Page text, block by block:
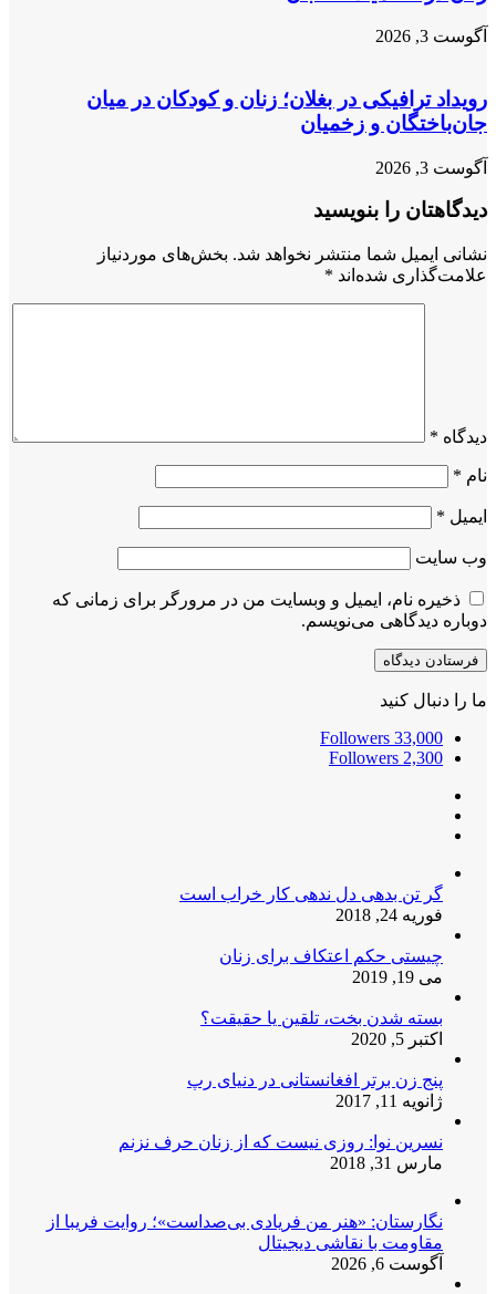
آگوست 3, 2026
رویداد ترافیکی در بغلان؛ زنان و کودکان در میان
جان‌باختگان و زخمیان
آگوست 3, 2026
دیدگاهتان را بنویسید
نشانی ایمیل شما منتشر نخواهد شد. بخش‌های موردنیاز
علامت‌گذاری شده‌اند *
دیدگاه *
نام *
ایمیل *
وب‌ سایت
ذخیره نام، ایمیل و وبسایت من در مرورگر برای زمانی که
دوباره دیدگاهی می‌نویسم.
ما را دنبال کنید
33,000
Followers
2,300
Followers
گر تن بدهی دل ندهی کار خراب است
فوریه 24, 2018
چیستی حکم اعتکاف برای زنان
می 19, 2019
بسته شدن بخت، تلقین یا حقیقت؟
اکتبر 5, 2020
پنج زن برتر افغانستانی در دنیای رپ
ژانویه 11, 2017
نسرین نوا: روزی نیست که از زنان حرف نزنم
مارس 31, 2018
نگارستان: «هنر من فریادی بی‌صداست»؛ روایت فریبا از
مقاومت با نقاشی دیجیتال
آگوست 6, 2026